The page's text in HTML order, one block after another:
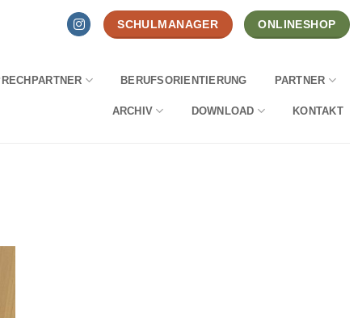
SCHULMANAGER ONLINESHOP
BERUFSORIENTIERUNG PARTNER
ARCHIV DOWNLOAD KONTAKT